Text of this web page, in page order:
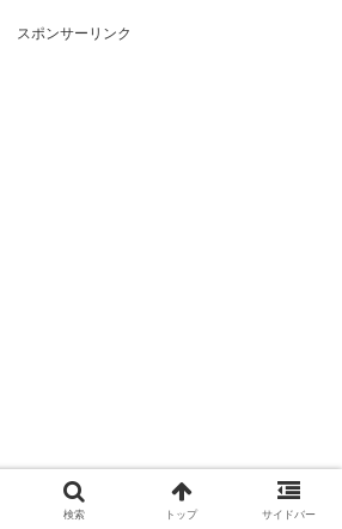
売り関
かり
喚起・申込停止)など、空売り関
連情報を集計し、図解でわかり
スポンサーリンク
検索 トップ サイドバー